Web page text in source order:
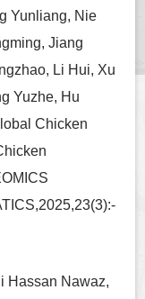
Yunliang, Nie
Jiang
Li Hui, Xu
Yuzhe, Hu
Chicken
Hassan Nawaz,